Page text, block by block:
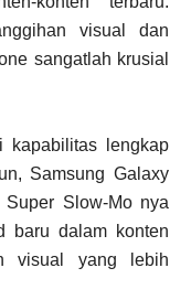
visual dan
sangatlah krusial
kapabilitas lengkap
Samsung Galaxy
Slow-Mo nya
baru dalam konten
visual yang lebih